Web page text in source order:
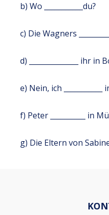
b) Wo ___________du?
c) Die Wagners
d) ______________ ihr in
e) Nein, ich ___________
f) Peter __________ in
g) Die Eltern von